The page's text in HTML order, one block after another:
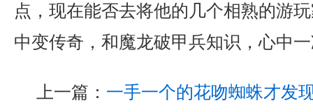
点，现在能否去将他的几个相熟的游
中变传奇，和魔龙破甲兵知识，心中
上一篇： 一手一个的花吻蜘蛛才发